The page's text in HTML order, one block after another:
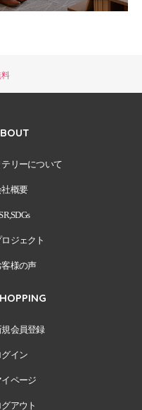
テリーについて
概要
ロジェクト
客様の声
規会員登録
グイン
イページ
グアウト